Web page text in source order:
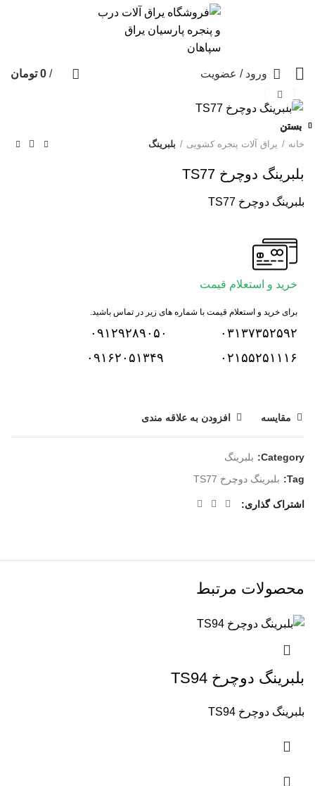
ورود / عضویت /
0 تومان
خانه یراق آلات پنجره کشویی بلبرینگ
بلبرینگ دوچرخ TS77
بلبرینگ دوچرخ TS77
خرید و استعلام قیمت
برای خرید و استعلام قیمت با شماره های زیر در تماس باشید.
۰۳۱۳۷۳۵۲۵۹۲
۰۹۱۲۹۲۸۹۰۵۰
۰۲۱۵۵۲۵۱۱۱۶
۰۹۱۶۲۰۵۱۳۴۹
مقایسه افزودن به علاقه مندی
Category:
بلبرینگ
Tag:
بلبرینگ دوچرخ TS77
اشتراک گذاری
محصولات مرتبط
بستن
بلبرینگ دوچرخ TS94
بلبرینگ دوچرخ TS94
بستن
بستن
بستن
بستن
بستن